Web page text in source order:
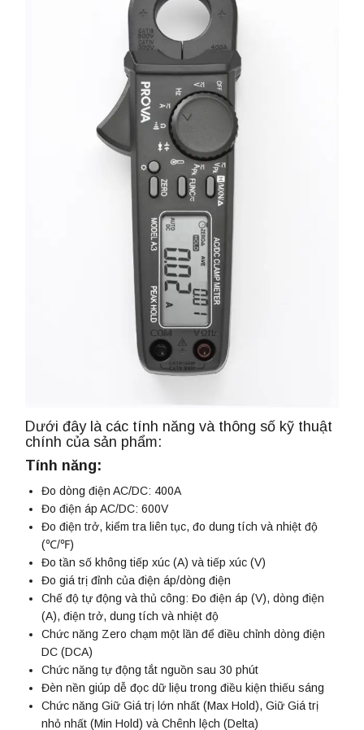
Dưới đây là các tính năng và thông số kỹ thuật
chính của sản phẩm:
Tính năng:
Đo dòng điện AC/DC: 400A
Đo điện áp AC/DC: 600V
Đo điện trở, kiểm tra liên tục, đo dung tích và nhiệt độ
(℃/℉)
Đo tần số không tiếp xúc (A) và tiếp xúc (V)
Đo giá trị đỉnh của điện áp/dòng điện
Chế độ tự động và thủ công: Đo điện áp (V), dòng điện
(A), điện trở, dung tích và nhiệt độ
Chức năng Zero chạm một lần để điều chỉnh dòng điện
DC (DCA)
Chức năng tự động tắt nguồn sau 30 phút
Đèn nền giúp dễ đọc dữ liệu trong điều kiện thiếu sáng
Chức năng Giữ Giá trị lớn nhất (Max Hold), Giữ Giá trị
nhỏ nhất (Min Hold) và Chênh lệch (Delta)